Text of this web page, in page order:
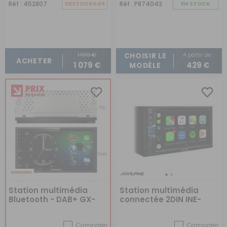
Polyvalence: Ces appareils concentrent de
Optimisation de l'espace
: Un seul appareil remplit
plusieurs fonctions, libérant ainsi de l'espace sur votre
tableau de bord. Vous n'aurez plus besoin de différents
gadgets pour chaque fonction.
Connectivité : Les stations multimédias modernes sont
souvent compatibles avec Android Auto et Apple
CarPlay, ce qui vous permet d'accéder à vos
applications préférées directement depuis l'écran de
votre station.
Amélioration de l'expérience de voyage: Que vous
prévoyiez un long ou un court séjour, la présence d'une
station multimédia peut rendre votre voyage plus
agréable. Profitez de votre musique préférée ou d'un livre
Sécurité: Les stations multimédias équipées de caméra
de recul et de GPS spécifiques pour camping-car
Réf : 452807 DESTOCKAGE
ACHETER
1 199 €
1 079 €
Réf : P874043 EN STOCK
CHOISIR LE
MODÈLE
A partir de :
429 €
Station multimédia
Bluetooth - DAB+ GX-
Comparer
Station multimédia
connectée 2DIN INE-
Comparer